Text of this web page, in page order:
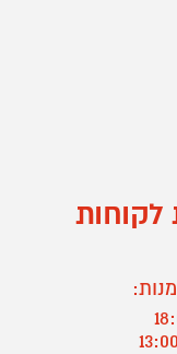
לקוחות